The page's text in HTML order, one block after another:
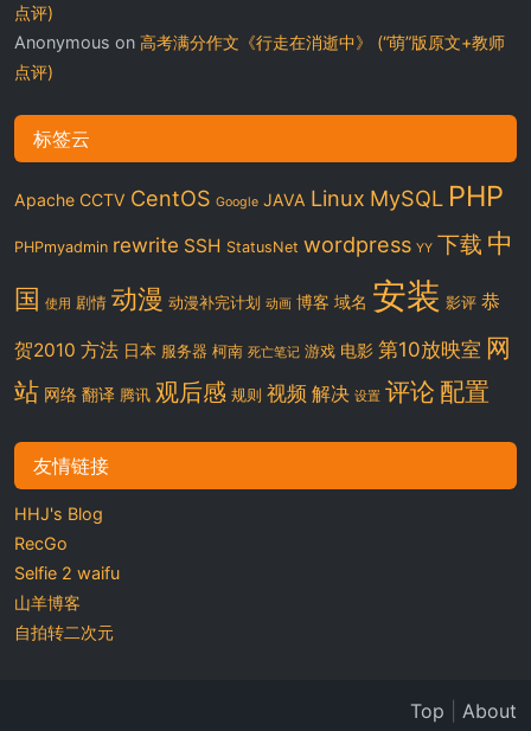
点评)
Anonymous on 高考满分作文《行走在消逝中》 (“萌”版原文+教师
点评)
标签云
Apache CCTV CentOS Google JAVA Linux MySQL PHP
PHPmyadmin rewrite SSH StatusNet wordpress YY 下载 中
国 使用 剧情 动漫 动漫补完计划 动画 博客 域名 安装 影评 恭
贺2010 方法 日本 服务器 柯南 死亡笔记 游戏 电影 第10放映室 网
站 网络 翻译 腾讯 观后感 规则 视频 解决 设置 评论 配置
友情链接
HHJ's Blog
RecGo
Selfie 2 waifu
山羊博客
自拍转二次元
Top About